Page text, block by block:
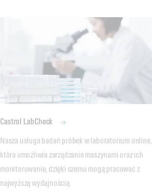
Castrol LabCheck
Nasza usługa badań próbek w laboratorium online,
która umożliwia zarządzanie maszynami oraz ich
monitorowanie, dzięki czemu mogą pracować z
najwyższą wydajnością.